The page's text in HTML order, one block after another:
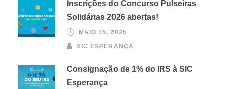
Inscrições do Concurso Pulseiras
Solidárias 2026 abertas!
MAIO 15, 2026
SIC ESPERANÇA
Consignação de 1% do IRS à SIC
Esperança